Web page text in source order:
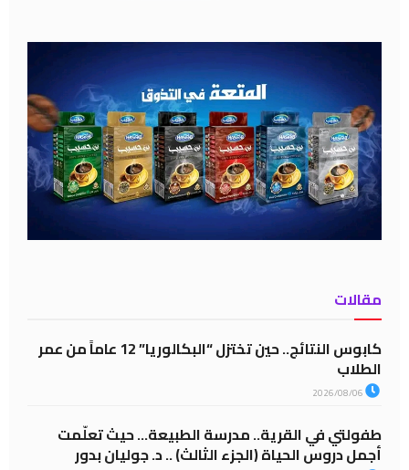
مقالات
كابوس النتائج.. حين تختزل “البكالوريا” 12 عاماً من عمر
الطلاب
طفولتي في القرية.. مدرسة الطبيعة… حيث تعلّمت
أجمل دروس الحياة (الجزء الثالث) .. د. جوليان بدور